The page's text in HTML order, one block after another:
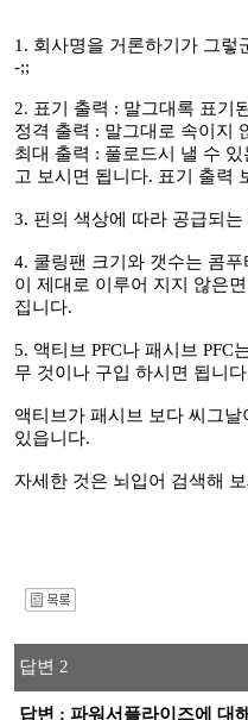
1. 회사명을 거론하기가 그렇
-;;
2. 표기 출력 : 말그대록 표기
정격 출력 : 말그대로 속이지
최대 출력 : 풀로드시 낼 수
고 보시면 됩니다. 표기 출력
3. 핀의 색상에 따라 공급되
4. 쿨링팬 크기와 갯수는 콤
이 제대로 이루어 지지 않은
집니다.
5. 액티브 PFC나 패시브 PFC
무 것이나 구입 하시면 됩니
액티브가 패시브 보다 씨그날
있읍니다.
자세한 것은 뇌입어 검색해
답변 2
답변 : 파워서플라이즈에 대